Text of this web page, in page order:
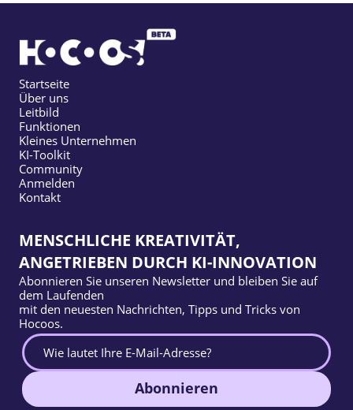
Startseite
Über uns
Leitbild
Funktionen
Kleines Unternehmen
KI-Toolkit
Community
Anmelden
Kontakt
MENSCHLICHE KREATIVITÄT,
ANGETRIEBEN DURCH KI-INNOVATION
Abonnieren Sie unseren Newsletter und bleiben Sie auf
dem Laufenden
mit den neuesten Nachrichten, Tipps und Tricks von
Hocoos.
Abonnieren